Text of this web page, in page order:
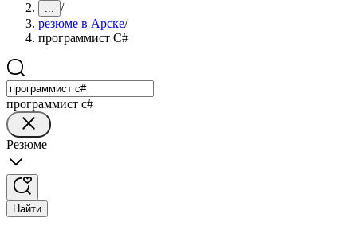
... /
резюме в Арске/
программист C#
программист c#
Резюме
Найти